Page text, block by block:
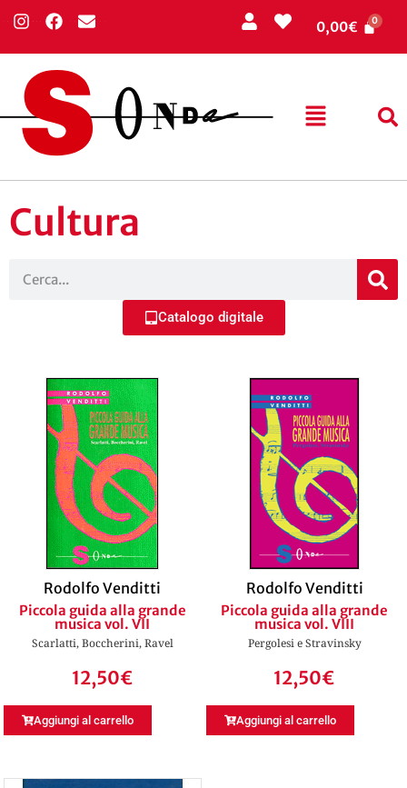
0,00€
Cultura
Catalogo digitale
Rodolfo Venditti
Piccola guida alla grande
musica vol. VII
Scarlatti, Boccherini, Ravel
12,50€
Aggiungi al carrello
Rodolfo Venditti
Piccola guida alla grande
musica vol. VIII
Pergolesi e Stravinsky
12,50€
Aggiungi al carrello